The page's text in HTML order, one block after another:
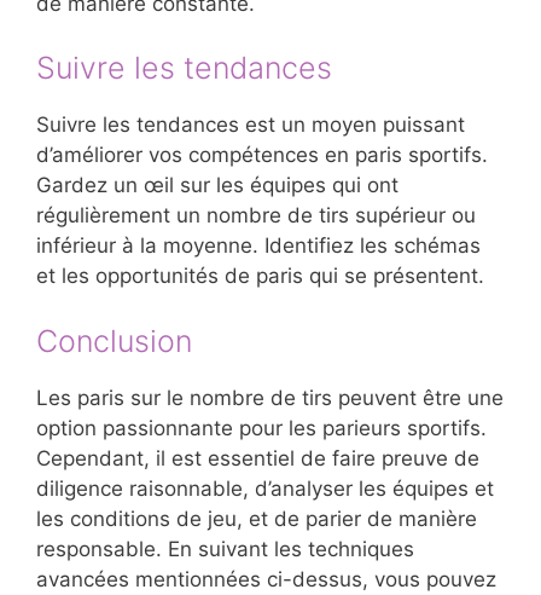
Suivre les tendances
Suivre les tendances est un moyen puissant
d’améliorer vos compétences en paris sportifs.
Gardez un œil sur les équipes qui ont
régulièrement un nombre de tirs supérieur ou
inférieur à la moyenne. Identifiez les schémas
et les opportunités de paris qui se présentent.
Conclusion
Les paris sur le nombre de tirs peuvent être une
option passionnante pour les parieurs sportifs.
Cependant, il est essentiel de faire preuve de
diligence raisonnable, d’analyser les équipes et
les conditions de jeu, et de parier de manière
responsable. En suivant les techniques
avancées mentionnées ci-dessus, vous pouvez